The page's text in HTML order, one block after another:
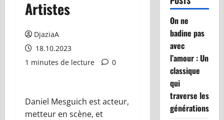
Artistes
DjaziaA
18.10.2023
1 minutes de lecture
0
Daniel Mesguich est acteur,
metteur en scène, et
On ne
badine pas
avec
l’amour : Un
classique
qui
traverse les
générations